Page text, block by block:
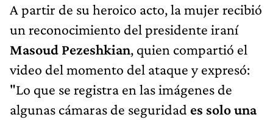
A partir de su heroico acto, la mujer recibió
un reconocimiento del presidente iraní
Masoud Pezeshkian, quien compartió el
video del momento del ataque y expresó:
"Lo que se registra en las imágenes de
algunas cámaras de seguridad es solo una